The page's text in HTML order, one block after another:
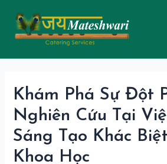
content
Khám Phá Sự Đột
Nghiên Cứu Tại
Sáng Tạo Khác
Khoa Học
navigation